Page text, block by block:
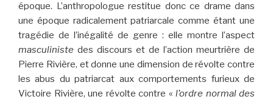
époque. L’anthropologue restitue donc ce drame dans
une époque radicalement patriarcale comme étant une
tragédie de l’inégalité de genre : elle montre l’aspect
masculiniste des discours et de l’action meurtrière de
Pierre Rivière, et donne une dimension de révolte contre
les abus du patriarcat aux comportements furieux de
Victoire Rivière, une révolte contre « l’ordre normal des